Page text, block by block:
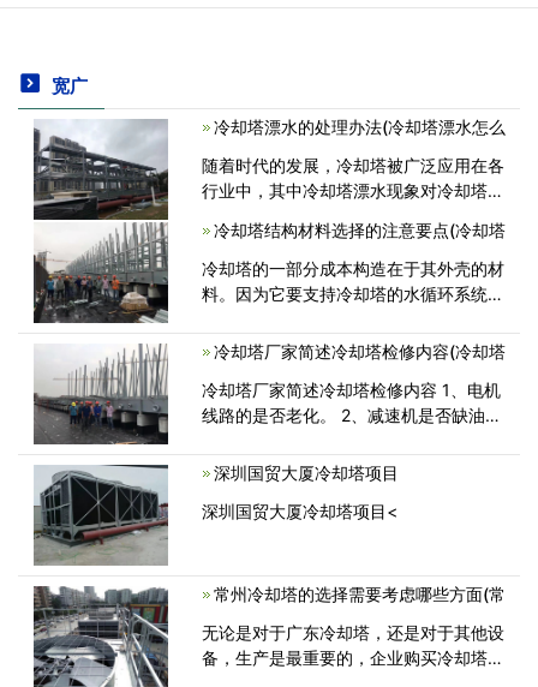
宽广
冷却塔漂水的处理办法(冷却塔漂水怎么
随着时代的发展，冷却塔被广泛应用在各
行业中，其中冷却塔漂水现象对冷却塔运
很大的影响。关于冷却塔漂水的严重现
象，其处理的方法如下： 1、添加冷<
冷却塔结构材料选择的注意要点(冷却塔
冷却塔的一部分成本构造在于其外壳的材
料。因为它要支持冷却塔的水循环系统、
塔不被腐蚀，能够长期使用，又要节省材
冷却塔厂家简述冷却塔检修内容(冷却塔
冷却塔厂家简述冷却塔检修内容 1、电机
线路的是否老化。 2、减速机是否缺油。
填料是否堵塞、损坏。 5、塔体框架紧固
深圳国贸大厦冷却塔项目
深圳国贸大厦冷却塔项目<
常州冷却塔的选择需要考虑哪些方面(常
无论是对于广东冷却塔，还是对于其他设
备，生产是最重要的，企业购买冷却塔也